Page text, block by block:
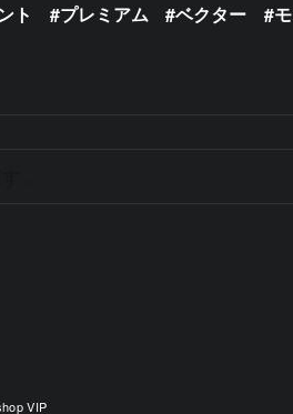
ト プレミアム ベクター
VIP